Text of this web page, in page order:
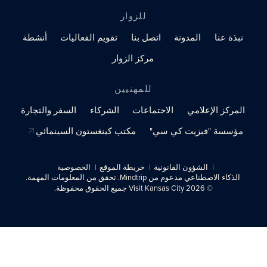
للزوار
نبذة عنا
المدونة اتصل بنا تقويم الفعاليات
أنشطة
مركز الزوار
للمهنيين
المركز الإعلامي
الاجتماعات الشركاء
السفر والتجارة
مؤسسة "فيزيت كي سي"
مكتب كينغستون السينمائي
الشؤون القانونية خريطة الموقع
الخصوصية
الذكاء الاصطناعي مدعوم من Mindtrip. تحقق من المعلومات المهمة.
© 2026 Visit Kansas City جميع الحقوق محفوظة.